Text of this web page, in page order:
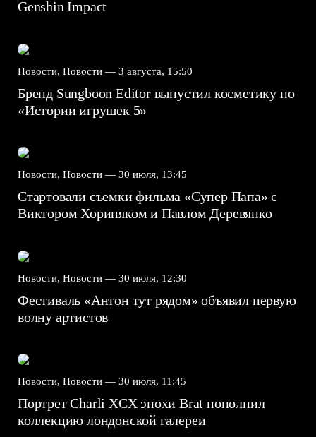
Genshin Impact⁠⁠
Новости, Новости — 3 августа, 15:50
Бренд Sungboon Editor выпустил косметику по
«Истории игрушек 5»
Новости, Новости — 30 июля, 13:45
Стартовали съемки фильма «Супер Папа» с
Виктором Хориняком и Павлом Деревянко
Новости, Новости — 30 июля, 12:30
Фестиваль «Антон тут рядом» объявил первую
волну артистов
Новости, Новости — 30 июля, 11:45
Портрет Charli XCX эпохи Brat пополнил
коллекцию лондонской галереи